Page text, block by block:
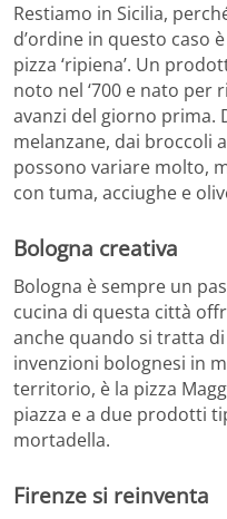
Restiamo in Sicilia,
d’ordine in questo caso
pizza ‘ripiena’. Un
noto nel ‘700 e nato
avanzi del giorno prima.
melanzane, dai broccoli
possono variare molto,
con tuma, acciughe e
Bologna creativa
Bologna è sempre un
cucina di questa città
anche quando si tratta
invenzioni bolognesi in
territorio, è la pizza
piazza e a due prodotti
mortadella.
Firenze si reinventa